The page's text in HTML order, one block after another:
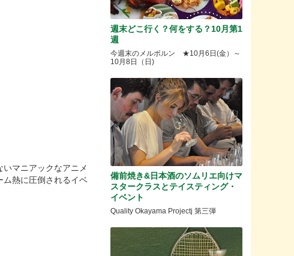
マニアックなアニメ
ム熱に圧倒されるイベ
週末どこ行く？何をする？10月第1
週
今週末のメルボルン ★10月6日(金）～
10月8日（日)
備前焼き&日本酒のソムリエ向けマ
スタークラスとテイスティング・
イベント
Quality Okayama Projectj 第三弾